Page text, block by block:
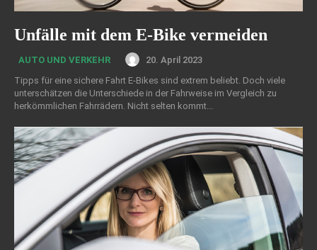
Unfälle mit dem E-Bike vermeiden
AUTO UND VERKEHR
20. April 2023
Tipps für eine sichere Fahrt E-Bikes sind extrem beliebt. Doch viele
unterschätzen die Unterschiede in der Fahrweise im Vergleich zu
herkömmlichen Fahrrädern. Nicht selten kommt...